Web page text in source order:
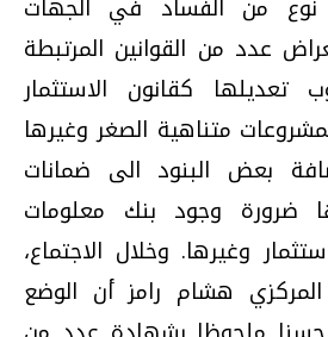
عدد من القوانين المرتبطة
تعديلها كقانون الاستثمار
متناهية الصغر وغيرها
بعض البنود الى ضمانات
ضرورة وجود بنك معلومات
وغيرها. وخلال الاجتماع،
هشام رامز أن الوضع